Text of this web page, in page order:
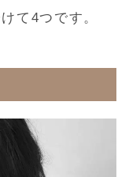
て4つです。